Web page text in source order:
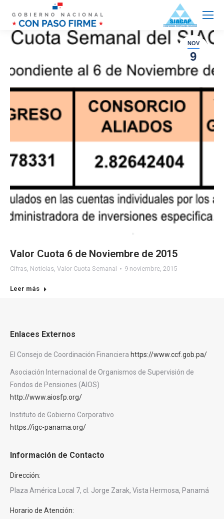
NOV
9
Valor Cuota 6 de Noviembre de 2015
Cifras, Noticias, Valor Cuota Semanal 9 noviembre, 2015
Leer más
Enlaces Externos
El Consejo de Coordinación Financiera https://www.ccf.gob.pa/
Asociación Internacional de Organismos de Supervisión de
Fondos de Pensiones (AIOS)
http://www.aiosfp.org/
Instituto de Gobierno Corporativo
https://igc-panama.org/
Información de Contacto
Dirección:
Plaza América Local 7, cl. Jorge Zarak, Vista Hermosa, Panamá
Horario de Atención: